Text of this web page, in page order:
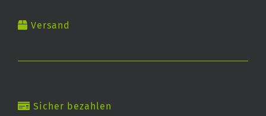
Versand
Sicher bezahlen